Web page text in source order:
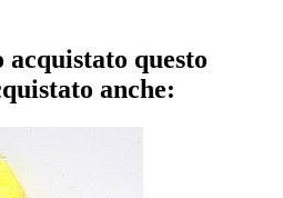
questo
anche: